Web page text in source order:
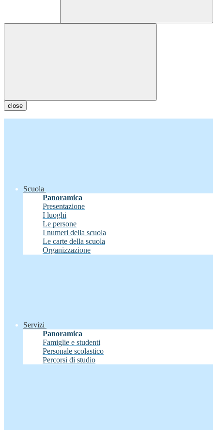
close
Scuola
Panoramica
Presentazione
I luoghi
Le persone
I numeri della scuola
Le carte della scuola
Organizzazione
Servizi
Panoramica
Famiglie e studenti
Personale scolastico
Percorsi di studio